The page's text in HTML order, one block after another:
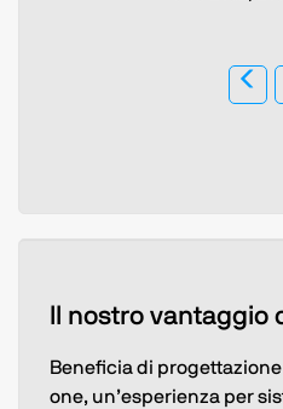
Il nostro vantaggio
Beneficia di
one, un’esperienza per